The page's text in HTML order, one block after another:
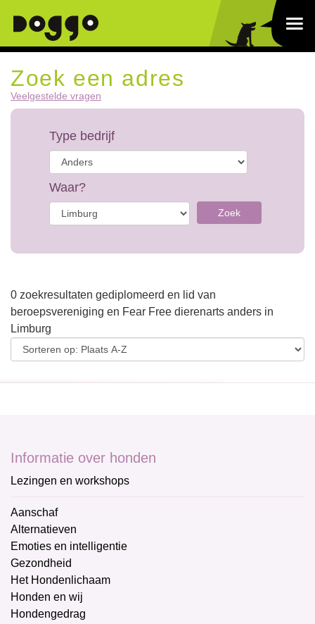
Zoek een adres
Veelgestelde vragen
Type bedrijf
Waar?
Zoek
0 zoekresultaten gediplomeerd en lid van
beroepsvereniging en Fear Free dierenarts anders in
Limburg
Informatie over honden
Lezingen en workshops
Aanschaf
Alternatieven
Emoties en intelligentie
Gezondheid
Het Hondenlichaam
Honden en wij
Hondengedrag